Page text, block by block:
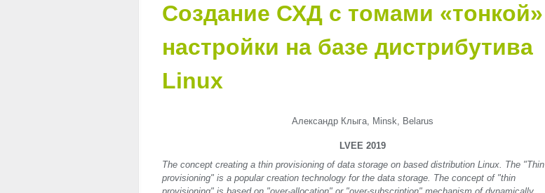
Создание СХД с томами «тонкой»
настройки на базе дистрибутива
Linux
Александр Клыга, Minsk, Belarus
LVEE 2019
The concept creating a thin provisioning of data storage on based distribution Linux. The "Thin
provisioning" is a popular creation technology for the data storage. The concept of "thin